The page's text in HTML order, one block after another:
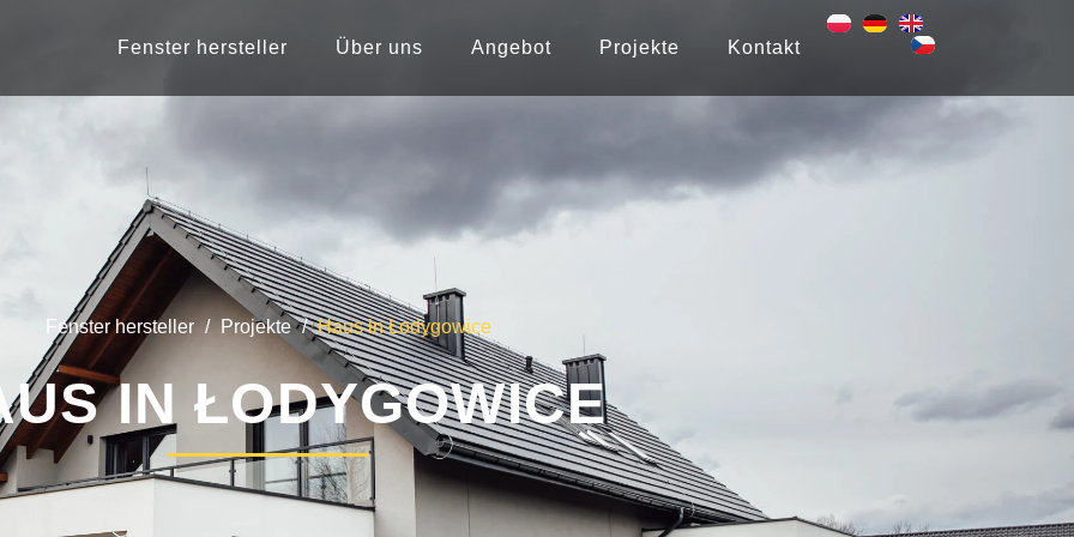
Fenster hersteller Über uns Angebot Projekte Kontakt
Fenster hersteller / Projekte / Haus in Łodygowice
IN ŁODYGOWICE